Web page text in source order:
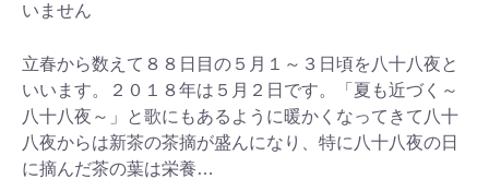
いません
立春から数えて８８日目の５月１～３日頃を八十八夜と
いいます。２０１８年は５月２日です。「夏も近づく～
八十八夜～」と歌にもあるように暖かくなってきて八十
八夜からは新茶の茶摘が盛んになり、特に八十八夜の日
に摘んだ茶の葉は栄養…